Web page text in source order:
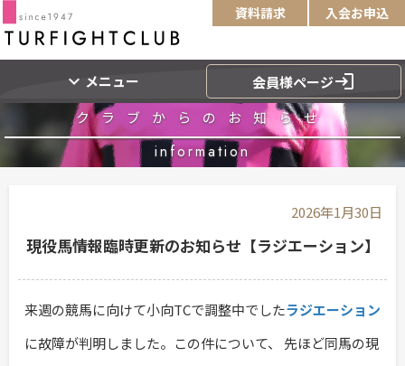
資料請求 入会お申込
expand_more メニュー 会員様ページlogin
クラブからのお知らせ
information
2026年1月30日
現役馬情報臨時更新のお知らせ【ラジエーション】
来週の競馬に向けて小向TCで調整中でしたラジエーション
に故障が判明しました。この件について、 先ほど同馬の現